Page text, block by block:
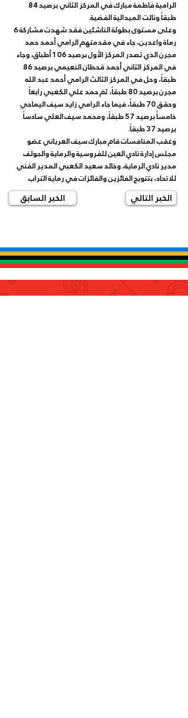
طبقاً ونالت الميدالية الفضية.
رماة واعدين، جاء في مقدمتهم الرامي أحمد حمد
مجرن الذي تصدر المركز الأول برصيد 106 أطباق، وجاء
طبقاً، وحل في المركز الثالث الرامي أحمد عبد الله
مجرن برصيد 80 طبقاً، ثم حمد علي الكعبي رابعاً
وحقق 70 طبقاً، فيما جاء الرامي زايد سيف اليماحي
خامساً برصيد 57 طبقاً، ومحمد سيف العلي سادساً
برصيد 37 طبقاً.
وعقب المنافسات قام مبارك سيف العرياني عضو
مجلس إدارة نادي العين للفروسية والرماية والجولف
مدير نادي الرماية، وخالد سعيد الكعبي المدير الفني
للاتحاد، بتتويج الفائزين والفائزات في رماية التراب.
الخبر السابق الخبر التالي